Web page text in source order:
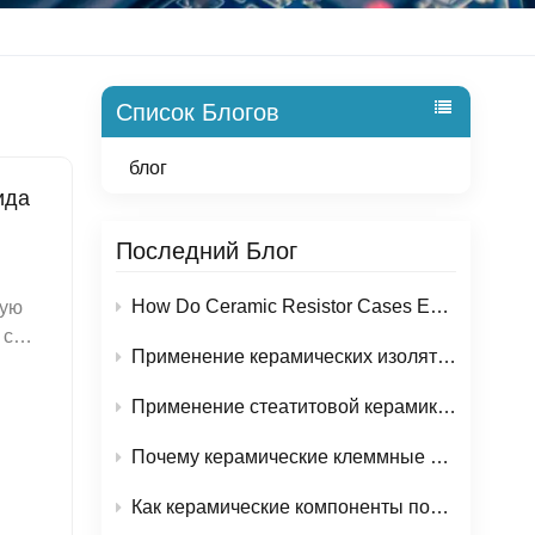
Список Блогов
блог
Последний Блог
How Do Ceramic Resistor Cases Ensure Reliable Performance in High-Temperature Applications?
Применение керамических изоляторов из оксида алюминия в электронике и энергетическом оборудовании.
Применение стеатитовой керамики: почему этот материал широко используется в электрических и нагревательных компонентах?
Почему керамические клеммные колодки становятся все более популярными для обеспечения безопасности электропроводки?
Как керамические компоненты повышают надежность оборудования для производства полупроводников?
допусками и более высокой чистотой. Это снизит риск загрязнения и обеспечит стабильные результаты.Проверку соответствия размеров перед установкой можно избежать проблем. Для измерения размеров труб используются штангенциркули или микрометры. При разработке сложных систем или при выполнении нестандартных задач